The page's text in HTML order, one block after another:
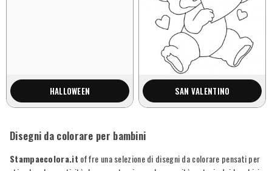
HALLOWEEN SAN VALENTINO
Disegni da colorare per bambini
Stampaecolora.it offre una selezione di disegni da colorare pensati per